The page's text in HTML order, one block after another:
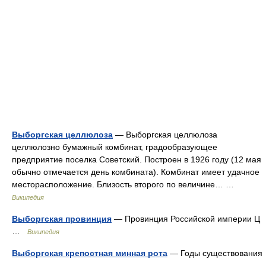
Выборгская целлюлоза — Выборгская целлюлоза
целлюлозно бумажный комбинат, градообразующее
предприятие поселка Советский. Построен в 1926 году (12 мая
обычно отмечается день комбината). Комбинат имеет удачное
месторасположение. Близость второго по величине… …
Википедия
Выборгская провинция — Провинция Российской империи Ц
Википедия
Выборгская крепостная минная рота — Годы существования